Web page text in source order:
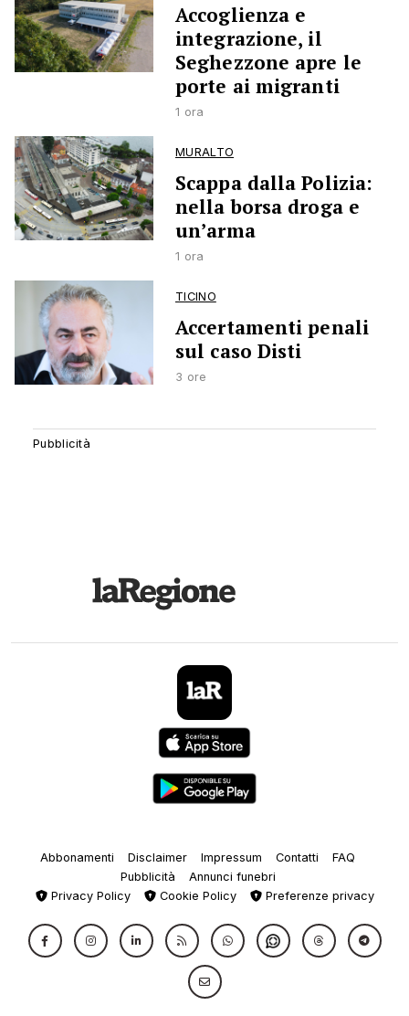
Accoglienza e
integrazione, il
Seghezzone apre le
porte ai migranti
1 ora
MURALTO
Scappa dalla Polizia:
nella borsa droga e
un’arma
1 ora
TICINO
Accertamenti penali
sul caso Disti
3 ore
Abbonamenti Disclaimer Impressum Contatti
FAQ
Pubblicità
Annunci funebri
Privacy Policy
Cookie Policy Preferenze privacy